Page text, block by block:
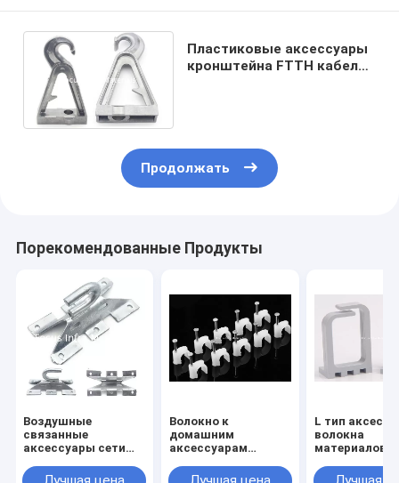
Пластиковые аксессуары
кронштейна FTTH кабеля
Продолжать
Порекомендованные Продукты
Воздушные
связанные
аксессуары сети
крепления
Волокно к
домашним
аксессуарам
объезжает
L тип
волокна
материалов
кладет